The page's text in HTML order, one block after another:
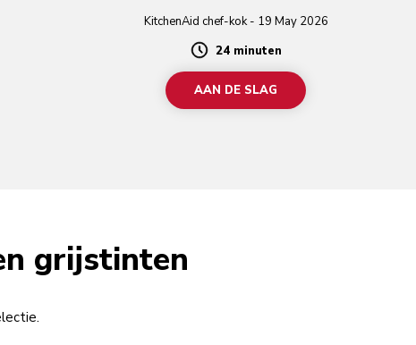
KitchenAid chef-kok - 19 May 2026
Duration
24 minuten
AAN DE SLAG
grijstinten